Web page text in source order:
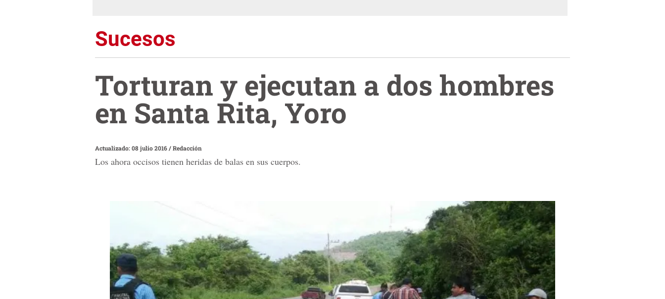
Sucesos
Torturan y ejecutan a dos hombres
en Santa Rita, Yoro
Actualizado: 08 julio 2016/Redacción
Los ahora occisos tienen heridas de balas en sus cuerpos.